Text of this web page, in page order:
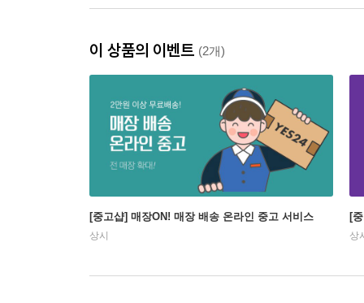
이 상품의 이벤트 (2개)
[중고샵] 매장ON! 매장 배송 온라인 중고 서비스
상시
[
상